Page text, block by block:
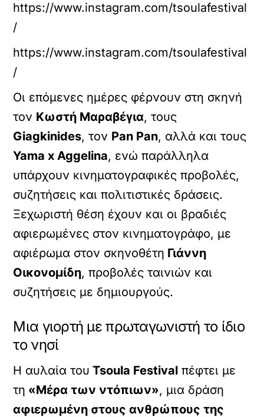
https://www.instagram.com/tsoulafestival
/
https://www.instagram.com/tsoulafestival
/
Οι επόμενες ημέρες φέρνουν στη σκηνή
τον Κωστή Μαραβέγια, τους
Giagkinides, τον Pan Pan, αλλά και τους
Yama x Aggelina, ενώ παράλληλα
υπάρχουν κινηματογραφικές προβολές,
συζητήσεις και πολιτιστικές δράσεις.
Ξεχωριστή θέση έχουν και οι βραδιές
αφιερωμένες στον κινηματογράφο, με
αφιέρωμα στον σκηνοθέτη Γιάννη
Οικονομίδη, προβολές ταινιών και
συζητήσεις με δημιουργούς.
Μια γιορτή με πρωταγωνιστή το ίδιο
το νησί
Η αυλαία του Tsoula Festival πέφτει με
τη «Μέρα των ντόπιων», μια δράση
αφιερωμένη στους ανθρώπους της